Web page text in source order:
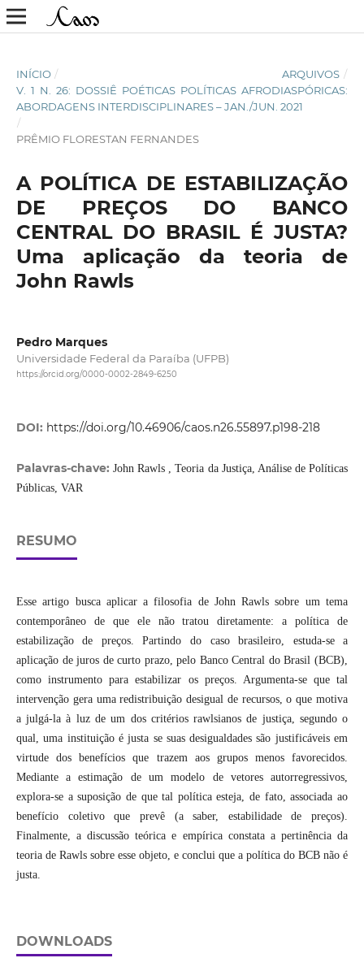
INÍCIO / ARQUIVOS /
V. 1 N. 26: DOSSIÊ POÉTICAS POLÍTICAS AFRODIASPÓRICAS:
ABORDAGENS INTERDISCIPLINARES – JAN./JUN. 2021
/
PRÊMIO FLORESTAN FERNANDES
A POLÍTICA DE ESTABILIZAÇÃO
DE PREÇOS DO BANCO
CENTRAL DO BRASIL É JUSTA?
Uma aplicação da teoria de
John Rawls
Pedro Marques
Universidade Federal da Paraíba (UFPB)
https://orcid.org/0000-0002-2849-6250
DOI: https://doi.org/10.46906/caos.n26.55897.p198-218
Palavras-chave:John Rawls , Teoria da Justiça, Análise de Políticas
Públicas, VAR
RESUMO
Esse artigo busca aplicar a filosofia de John Rawls sobre um tema
contemporâneo de que ele não tratou diretamente: a política de
estabilização de preços. Partindo do caso brasileiro, estuda-se a
aplicação de juros de curto prazo, pelo Banco Central do Brasil (BCB),
como instrumento para estabilizar os preços. Argumenta-se que tal
intervenção gera uma redistribuição desigual de recursos, o que motiva
a julgá-la à luz de um dos critérios rawlsianos de justiça, segundo o
qual, uma instituição é justa se suas desigualdades são justificáveis em
virtude dos benefícios que trazem aos grupos menos favorecidos.
Mediante a estimação de um modelo de vetores autorregressivos,
explora-se a suposição de que tal política esteja, de fato, associada ao
benefício coletivo que prevê (a saber, estabilidade de preços).
Finalmente, a discussão teórica e empírica constata a pertinência da
teoria de Rawls sobre esse objeto, e conclui que a política do BCB não é
justa.
DOWNLOADS